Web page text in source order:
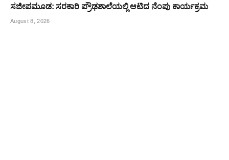
ಸಜೀಪಮೂಡ: ಸರಕಾರಿ ಪ್ರೌಢಶಾಲೆಯಲ್ಲಿ ಆಟಿದ ನೆಂಪು ಕಾರ್ಯಕ್ರಮ
August 8, 2026